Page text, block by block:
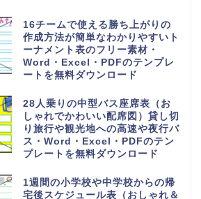
在庫証明書の無料テンプレート
（販売会社・取扱商品＆製品・倉
庫・管理）
初心者でも簡単なおすすめ家計簿
（作り方が簡単なエクセル＆手書
き対応のPDF印刷）無料テンプレ
ート
（学校・辞める・提出書類・保護
者・シンプル）